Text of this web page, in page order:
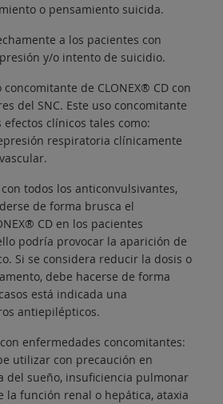
o pensamiento suicida.
a los pacientes con
y/o intento de suicidio.
de CLONEX® CD con
del SNC. Este uso concomitante
clínicos tales como:
respiratoria clínicamente
todos los anticonvulsivantes,
de forma brusca el
CD en los pacientes
podría provocar la aparición de
Si se considera reducir la dosis o
debe hacerse de forma
está indicada una
antiepilépticos.
enfermedades concomitantes:
utilizar con precaución en
del sueño, insuficiencia pulmonar
la función renal o hepática, ataxia